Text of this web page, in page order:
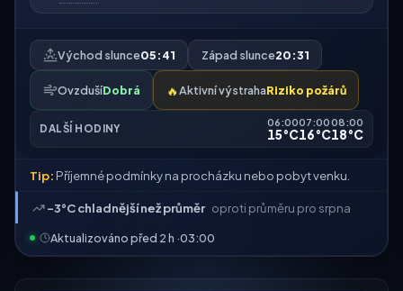
Východ slunce05:41 Západ slunce20:31
OvzdušíDobrá 🔥Aktivní výstrahaRiziko požárů
DALŠÍ HODINY
06:00
15°C
07:00
16°C
08:00
18°C
Tip: Příjemné podmínky na procházku nebo pobyt venku.
-3°C chladnější než průměr oproti průměru pro srpna
Aktualizováno před 2 h ·03:00